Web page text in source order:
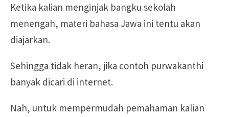
Ketika kalian menginjak bangku sekolah
menengah, materi bahasa Jawa ini tentu akan
diajarkan.
Sehingga tidak heran, jika contoh purwakanthi
banyak dicari di internet.
Nah, untuk mempermudah pemahaman kalian